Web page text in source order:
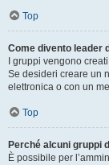
Top
Come divento leader
I gruppi vengono
Se desideri creare un
elettronica o con un
Top
Perché alcuni gruppi
È possibile per